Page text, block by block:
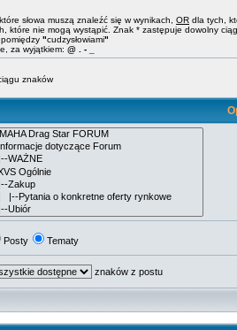
słowa muszą znaleźć się w wynikach, OR dla tych,
które nie mogą wystąpić. Znak * zastępuje dowolny
"cudzysłowiami"
za wyjątkiem: @ . - _
znaków
Posty Tematy
znaków z postu